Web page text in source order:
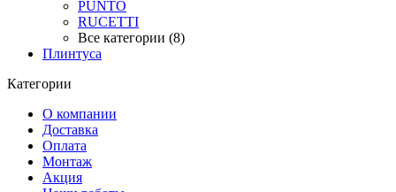
PUNTO
RUCETTI
Все категории (8)
Плинтуса
Категории
О компании
Доставка
Оплата
Монтаж
Акция